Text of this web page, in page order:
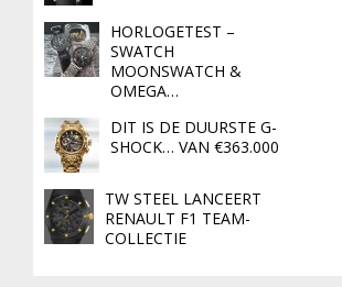
HORLOGETEST –
SWATCH
MOONSWATCH &
OMEGA…
DIT IS DE DUURSTE G-
SHOCK… VAN €363.000
TW STEEL LANCEERT
RENAULT F1 TEAM-
COLLECTIE